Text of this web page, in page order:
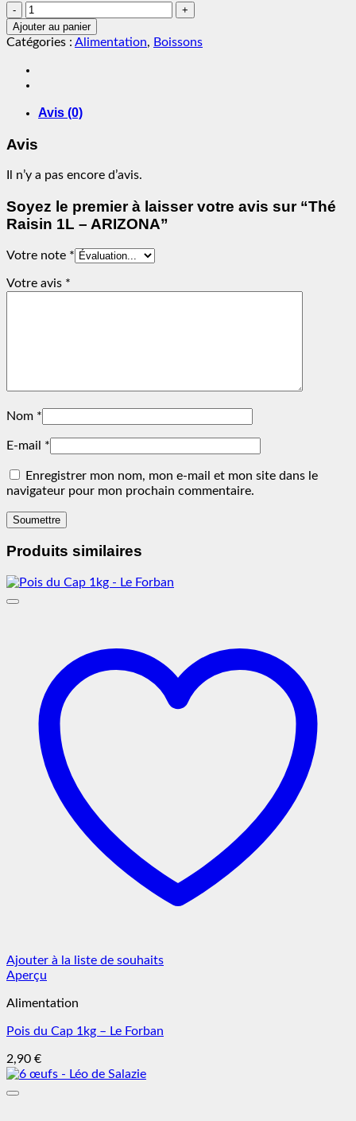
quantité
de
Thé
1L
-
Ajouter au panier
Catégories : Alimentation, Boissons
Avis (0)
Avis
Il n’y a pas encore d’avis.
Soyez le premier à laisser votre avis sur “Thé
Raisin 1L – ARIZONA”
Votre note *
Votre avis *
Nom *
E-mail *
Enregistrer mon nom, mon e-mail et mon site dans le
navigateur pour mon prochain commentaire.
Produits similaires
Ajouter à la liste de souhaits
Aperçu
Alimentation
Pois du Cap 1kg – Le Forban
2,90 €